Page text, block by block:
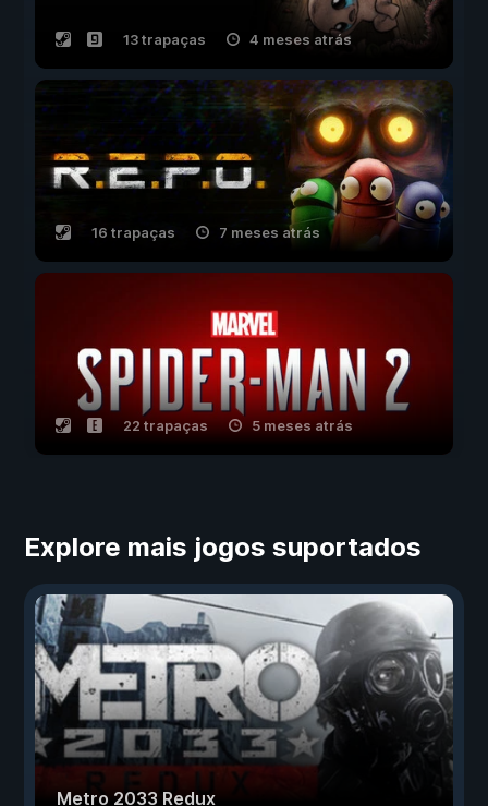
13 trapaças 4 meses atrás
16 trapaças 7 meses atrás
22 trapaças 5 meses atrás
Explore mais jogos suportados
Metro 2033 Redux